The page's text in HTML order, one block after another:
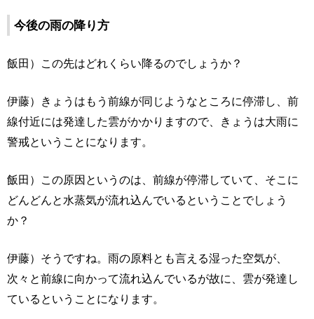
今後の雨の降り方
飯田）この先はどれくらい降るのでしょうか？
伊藤）きょうはもう前線が同じようなところに停滞し、前
線付近には発達した雲がかかりますので、きょうは大雨に
警戒ということになります。
飯田）この原因というのは、前線が停滞していて、そこに
どんどんと水蒸気が流れ込んでいるということでしょう
か？
伊藤）そうですね。雨の原料とも言える湿った空気が、
次々と前線に向かって流れ込んでいるが故に、雲が発達し
ているということになります。